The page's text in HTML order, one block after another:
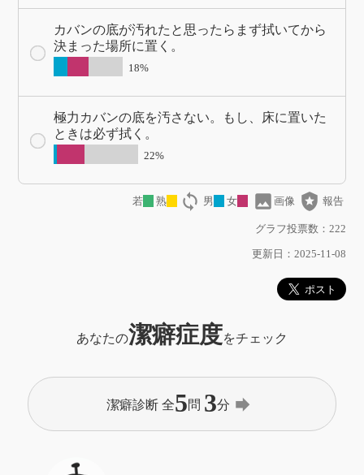
カバンの底が汚れたと思ったらまず拭いてから
決まった場所に置く。
18%
極力カバンの底を汚さない。もし、床に置いた
ときは必ず拭く。
22%
若 熟 loop 男 女 image 画像 local_police 報告
グラフ投票数：222
更新日：2025-11-08
あなたの潔癖症度をチェック
潔癖診断 全5問 3分 forward